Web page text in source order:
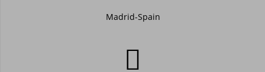
Madrid-Spain